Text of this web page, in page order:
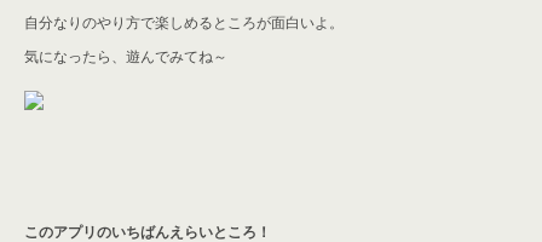
自分なりのやり方で楽しめるところが面白いよ。
気になったら、遊んでみてね～
このアプリのいちばんえらいところ！